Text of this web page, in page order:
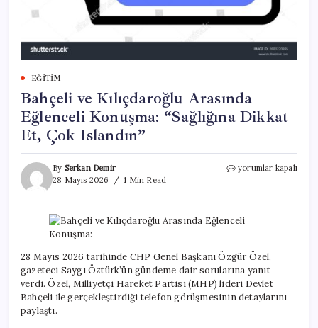
EĞITIM
Bahçeli ve Kılıçdaroğlu Arasında
Eğlenceli Konuşma: “Sağlığına Dikkat
Et, Çok Islandın”
By Serkan Demir
28 Mayıs 2026
1 Min Read
Bahçeli
Eğlenceli
Konuşma:
Dikkat
Et,
Çok
Islandın”
için
yorumlar kapalı
28 Mayıs 2026 tarihinde CHP Genel Başkanı Özgür Özel,
gazeteci Saygı Öztürk’ün gündeme dair sorularına yanıt
verdi. Özel, Milliyetçi Hareket Partisi (MHP) lideri Devlet
Bahçeli ile gerçekleştirdiği telefon görüşmesinin detaylarını
paylaştı.